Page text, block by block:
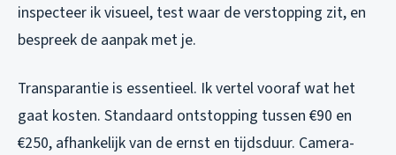
inspecteer ik visueel, test waar de verstopping zit, en
bespreek de aanpak met je.
Transparantie is essentieel. Ik vertel vooraf wat het
gaat kosten. Standaard ontstopping tussen €90 en
€250, afhankelijk van de ernst en tijdsduur. Camera-